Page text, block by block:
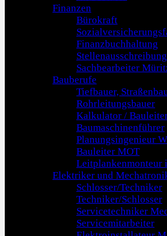
Finanzen
Bürokraft
Finanzbuchhaltung
Sachbearbeiter
Bauberufe
Tiefbauer,
Rohrleitungsbauer
Kalkulator /
Baumaschinenführer
Planungsingenieur
Bauleiter MOT
Leitplankenmonteur
Elektriker und
Schlosser/Techniker
Techniker/Schlosser
Servicetechniker
Servicemitarbeiter